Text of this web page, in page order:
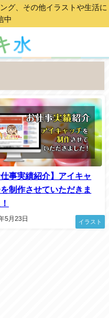
グ、その他イラストや生活に
中
イラスト
仕事実績紹介】アイキャ
制作させていただきま
5月23日